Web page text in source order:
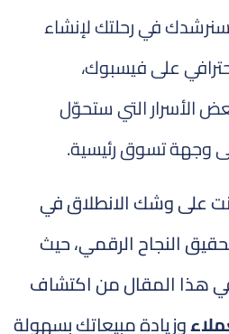
في رحلتك لإنشاء
على فيسبوك،
التي ستحوّل
وجهة تسوق رئيسية.
على وشك الانطلاق في
النجاح الرقمي، حيث
هذا المقال من اكتشاف
وزيادة مبيعاتك بسهولة